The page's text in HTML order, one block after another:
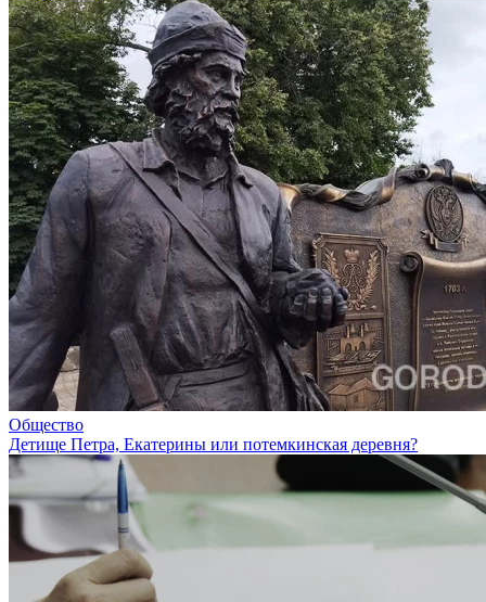
Общество
Детище Петра, Екатерины или потемкинская деревня?